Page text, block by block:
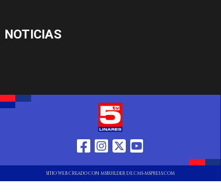
NOTICIAS
SITIO WEB CREADO CON MSBUILDER DE CMS-MSPRESS.COM